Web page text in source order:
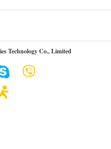
Technology Co., Limited